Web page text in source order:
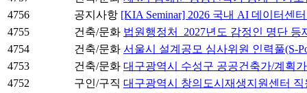
4756
공지사항 [KIA Seminar] 2026 국내 AI 데이터센
4755
건축/문화 법원행정처_2027년도 감정인 명단
4754
건축/문화 서울시 설계공모 심사위원 인력풀(S-
4753
건축/문화 대구광역시 수성구 공공건축가/계획
4752
구인/구직 대구광역시 창의도시재생지원센터